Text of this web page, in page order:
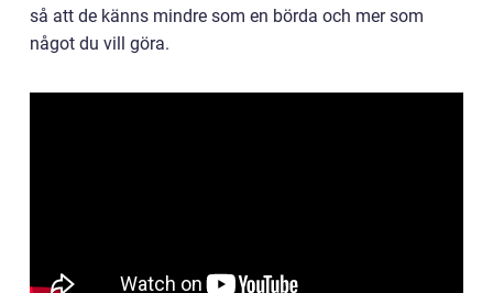
så att de känns mindre som en börda och mer som
något du vill göra.